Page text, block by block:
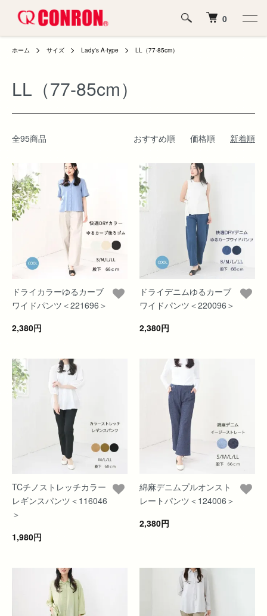
0
ホーム サイズ Lady's A-type LL（77-85cm）
LL（77-85cm）
全95商品 おすすめ順 価格順 新着順
ドライカラーゆるカーブ
ワイドパンツ＜221696＞
2,380円
ドライデニムゆるカーブ
ワイドパンツ＜220096＞
2,380円
TCチノストレッチカラー
レギンスパンツ＜116046
＞
1,980円
綿麻デニムプルオンスト
レートパンツ＜124006＞
2,380円